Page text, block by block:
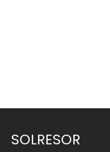
SOLRESOR